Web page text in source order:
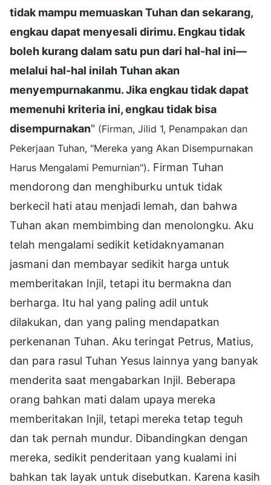
tidak mampu memuaskan Tuhan dan sekarang,
engkau dapat menyesali dirimu. Engkau tidak
boleh kurang dalam satu pun dari hal-hal ini—
melalui hal-hal inilah Tuhan akan
menyempurnakanmu. Jika engkau tidak dapat
memenuhi kriteria ini, engkau tidak bisa
disempurnakan" (Firman, Jilid 1, Penampakan dan
Pekerjaan Tuhan, "Mereka yang Akan Disempurnakan
Harus Mengalami Pemurnian"). Firman Tuhan
mendorong dan menghiburku untuk tidak
berkecil hati atau menjadi lemah, dan bahwa
Tuhan akan membimbing dan menolongku. Aku
telah mengalami sedikit ketidaknyamanan
jasmani dan membayar sedikit harga untuk
memberitakan Injil, tetapi itu bermakna dan
berharga. Itu hal yang paling adil untuk
dilakukan, dan yang paling mendapatkan
perkenanan Tuhan. Aku teringat Petrus, Matius,
dan para rasul Tuhan Yesus lainnya yang banyak
menderita saat mengabarkan Injil. Beberapa
orang bahkan mati dalam upaya mereka
memberitakan Injil, tetapi mereka tetap teguh
dan tak pernah mundur. Dibandingkan dengan
mereka, sedikit penderitaan yang kualami ini
bahkan tak layak untuk disebutkan. Karena kasih